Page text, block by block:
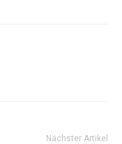
Nächster Artikel